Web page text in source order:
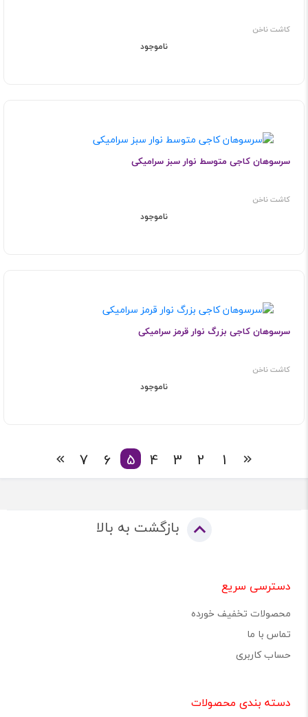
کاشت ناخن
ناموجود
سرسوهان کاجی متوسط نوار سبز سرامیکی
کاشت ناخن
ناموجود
سرسوهان کاجی بزرگ نوار قرمز سرامیکی
کاشت ناخن
ناموجود
1
2
3
4
5
6
7
بازگشت به بالا
دسترسی سریع
محصولات تخفیف خورده
تماس با ما
حساب کاربری
دسته بندی محصولات